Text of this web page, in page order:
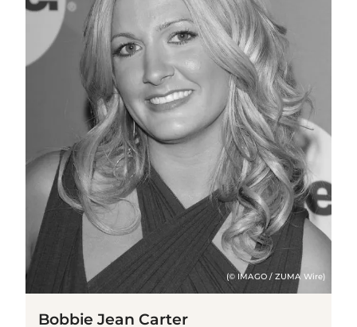
(© IMAGO / ZUMA Wire)
Bobbie Jean Carter